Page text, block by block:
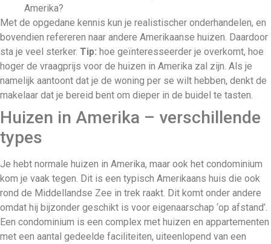
Amerika?
Met de opgedane kennis kun je realistischer onderhandelen, en
bovendien refereren naar andere Amerikaanse huizen. Daardoor
sta je veel sterker. Tip: hoe geïnteresseerder je overkomt, hoe
hoger de vraagprijs voor de huizen in Amerika zal zijn. Als je
namelijk aantoont dat je de woning per se wilt hebben, denkt de
makelaar dat je bereid bent om dieper in de buidel te tasten.
Huizen in Amerika – verschillende
types
Je hebt normale huizen in Amerika, maar ook het condominium
kom je vaak tegen. Dit is een typisch Amerikaans huis die ook
rond de Middellandse Zee in trek raakt. Dit komt onder andere
omdat hij bijzonder geschikt is voor eigenaarschap ‘op afstand’.
Een condominium is een complex met huizen en appartementen
met een aantal gedeelde faciliteiten, uiteenlopend van een